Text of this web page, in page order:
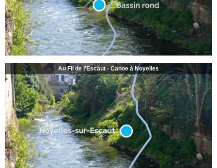
Au Fil de l'Escaut - Canoe à Noyelles